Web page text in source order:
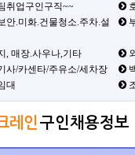
취업구인구직~~
안.미화.건물청소.주차.설
, 매장.사우나,기타
사/카센타/주유소/세차장
대
레인 구인채용정보